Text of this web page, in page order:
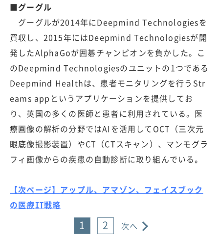
■グーグル
グーグルが2014年にDeepmind Technologiesを
買収し、2015年にはDeepmind Technologiesが開
発したAlphaGoが囲碁チャンピオンを負かした。こ
のDeepmind Technologiesのユニットの1つである
Deepmind Healthは、患者モニタリングを行うStr
eams appというアプリケーションを提供してお
り、英国の多くの医師と患者に利用されている。医
療画像の解析の分野ではAIを活用してOCT（三次元
眼底像撮影装置）やCT（CTスキャン）、マンモグラ
フィ画像からの疾患の自動診断に取り組んでいる。
【次ページ】アップル、アマゾン、フェイスブック
の医療IT戦略
1 2 次へ